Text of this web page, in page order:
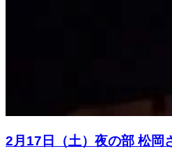
2月17日（土）夜の部 松岡